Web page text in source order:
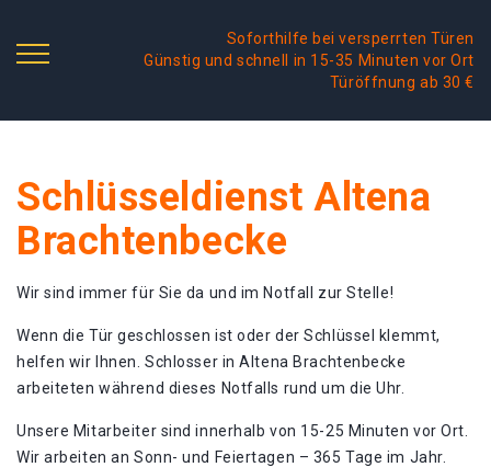
Soforthilfe bei versperrten Türen
Günstig und schnell in 15-35 Minuten vor Ort
Türöffnung ab 30 €
Schlüsseldienst Altena
Brachtenbecke
Wir sind immer für Sie da und im Notfall zur Stelle!
Wenn die Tür geschlossen ist oder der Schlüssel klemmt,
helfen wir Ihnen. Schlosser in Altena Brachtenbecke
arbeiteten während dieses Notfalls rund um die Uhr.
Unsere Mitarbeiter sind innerhalb von 15-25 Minuten vor Ort.
Wir arbeiten an Sonn- und Feiertagen – 365 Tage im Jahr.